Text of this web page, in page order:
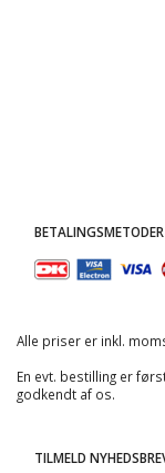
BETALINGSMETODER
Alle priser er inkl.
En evt. bestilling er
godkendt af os.
TILMELD